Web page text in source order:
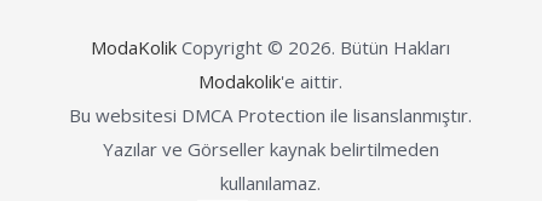
ModaKolik Copyright © 2026. Bütün Hakları
Modakolik'e aittir.
Bu websitesi DMCA Protection ile lisanslanmıştır.
Yazılar ve Görseller kaynak belirtilmeden
kullanılamaz.